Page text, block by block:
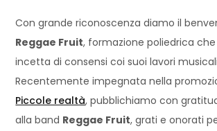
Con grande riconoscenza diamo il
Reggae Fruit, formazione poliedrica
incetta di consensi coi suoi lavori
Recentemente impegnata nella
Piccole realtà, pubblichiamo con
alla band Reggae Fruit, grati e onorati